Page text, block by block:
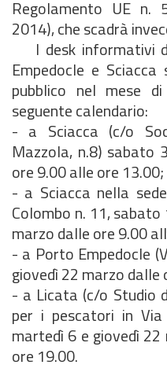
Regolamento UE n.
2014), che scadrà
I desk informativi
Empedocle e
pubblico nel mese
seguente calendario:
- a Sciacca (c/o
Mazzola, n.8) sabato
ore 9.00 alle ore 13.00;
- a Sciacca nella
Colombo n. 11,
marzo dalle ore 9.00
- a Porto Empedocle
giovedì 22 marzo
- a Licata (c/o Studio
per i pescatori in
martedì 6 e giovedì
ore 19.00.